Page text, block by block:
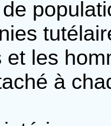
et les
à